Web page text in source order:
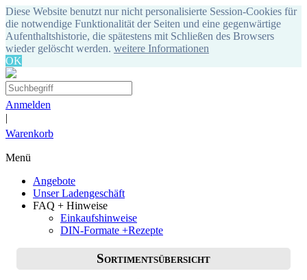
Diese Website benutzt nur nicht personalisierte Session-Cookies für
die notwendige Funktionalität der Seiten und eine gegenwärtige
Aufenthaltshistorie, die spätestens mit Schließen des Browsers
wieder gelöscht werden. weitere Informationen
OK
Anmelden
|
Warenkorb
Menü
Angebote
Unser Ladengeschäft
FAQ + Hinweise
Einkaufshinweise
DIN-Formate +Rezepte
Sortimentsübersicht